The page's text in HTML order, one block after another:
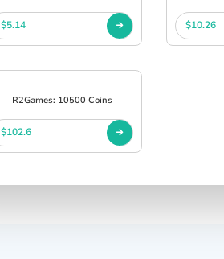
$5.14 $10.26
R2Games: 10500 Coins
$102.6